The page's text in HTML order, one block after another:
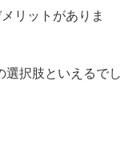
リットがありま
択肢といえるでし